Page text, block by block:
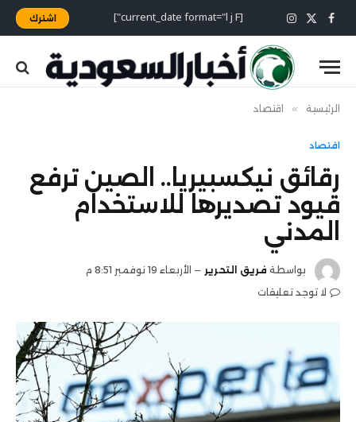
فيسبوك
X
(Twitter)
الانستغرام [current_date format="l j F"] اشترك
الرئيسية » اقتصاد
اقتصاد
رقائق نيكسبيريا.. الصين ترفع
قيود تصديرها للاستخدام
المدني
بواسطة فريق التحرير
الأربعاء 19 نوفمبر 8:51 م
لا توجد تعليقات